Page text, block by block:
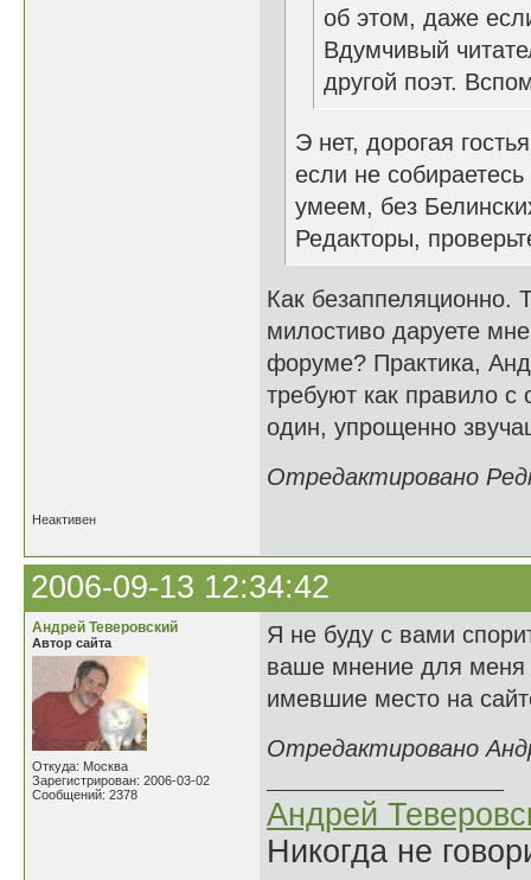
об этом, даже
Вдумчивый
другой поэт.
Э нет, дорогая
если не
умеем, без
Редакторы,
Как безаппеляционно.
милостиво даруете
форуме? Практика,
требуют как правило
один, упрощенно
Отредактировано
Неактивен
2006-09-13 12:34:42
Андрей Теверовский
Автор сайта
Откуда: Москва
Зарегистрирован: 2006-03-02
Сообщений: 2378
Я не буду с вами
ваше мнение для меня
имевшие место на
Отредактировано
Андрей
Никогда не